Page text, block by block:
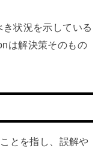
状況を示している
は解決策そのもの
とを指し、誤解や